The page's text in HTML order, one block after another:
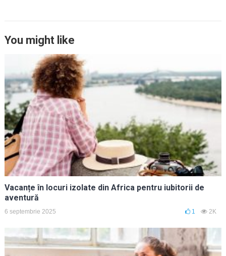
You might like
Vacanțe în locuri izolate din Africa pentru iubitorii de
aventură
6 septembrie 2025 1 2K